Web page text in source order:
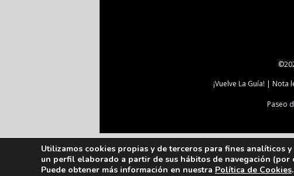
¡Vuelve La Guía!
Nota
Paseo
Utilizamos cookies propias y de terceros para fines analíticos
un perfil elaborado a partir de sus hábitos de navegación (por
Puede obtener más información en nuestra Política de Cookies